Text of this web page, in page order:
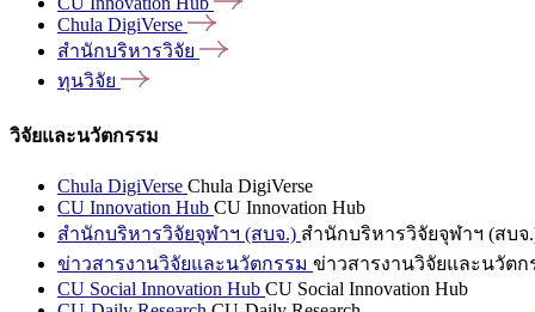
Chula DigiVerse
สำนักบริหารวิจัย
ทุนวิจัย
วิจัยและนวัตกรรม
Chula DigiVerse Chula DigiVerse
CU Innovation Hub CU Innovation Hub
สำนักบริหารวิจัยจุฬาฯ (สบจ.) สำนักบริหารวิจัยจุฬาฯ (สบจ
ข่าวสารงานวิจัยและนวัตกรรม ข่าวสารงานวิจัยและนวัตก
CU Social Innovation Hub CU Social Innovation Hub